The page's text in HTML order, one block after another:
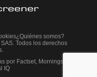
¿Quiénes somos?
Todos los derechos
por Factset, Morningstar
IQ